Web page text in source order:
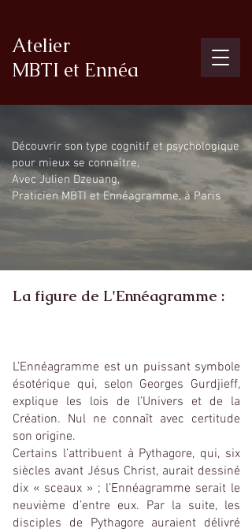
Atelier
MBTI et Ennéa
Découvrir son type cognitif et psychologique
pour mieux se connaître,
Avec Julien Dzeuang,
Praticien MBTI et Ennéagramme, à Paris
La figure de L'Ennéagramme :
L’Ennéagramme est un puissant symbole
ésotérique qui, selon Georges Gurdjieff,
explique les lois de l’Univers et de la
Création. Nul ne connaît avec certitude
son origine.
Certains l’attribuent à Pythagore, qui, six
siècles avant Jésus Christ, aurait dessiné
dix « sceaux » ; l’Ennéagramme serait le
neuvième d’entre eux. Par la suite, les
disciples de Pythagore auraient délivré